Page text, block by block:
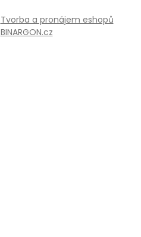
Tvorba a pronájem eshopů
BINARGON.cz